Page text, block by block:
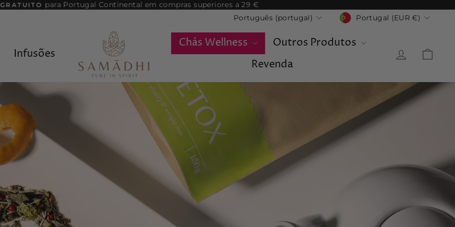
para Portugal Continental em compras superiores a 29 €
Idioma
Português (portugal) Moeda
Portugal (EUR €)
Infusões
Samadhi
Tea
Chás Wellness
Outros Produtos
Revenda
Iniciar